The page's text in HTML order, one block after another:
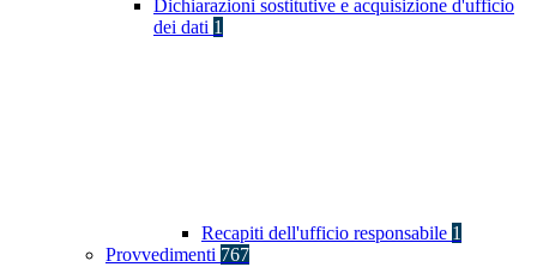
Dichiarazioni sostitutive e acquisizione d'ufficio
dei dati 1
Recapiti dell'ufficio responsabile 1
Provvedimenti 767